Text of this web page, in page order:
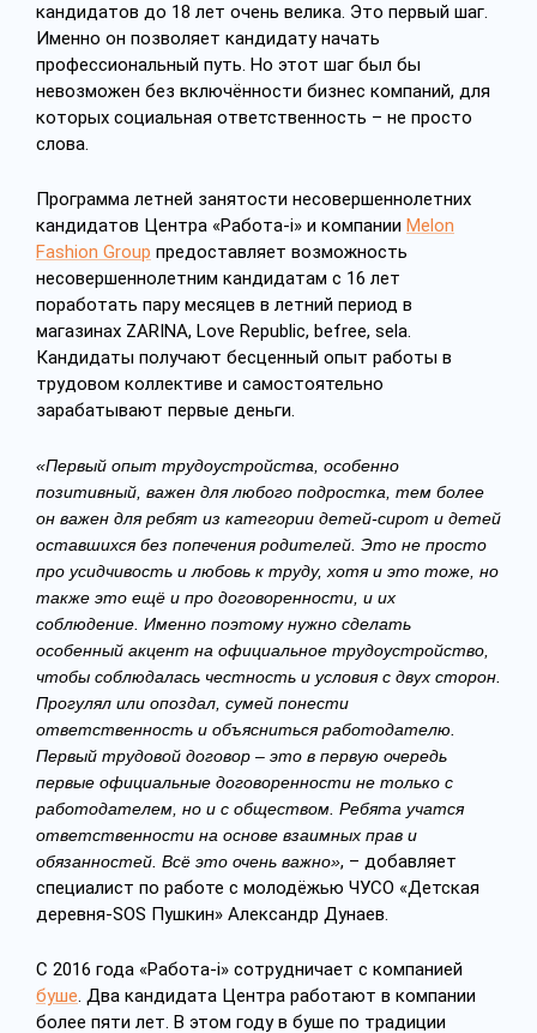
кандидатов до 18 лет очень велика. Это первый шаг.
Именно он позволяет кандидату начать
профессиональный путь. Но этот шаг был бы
невозможен без включённости бизнес компаний, для
которых социальная ответственность – не просто
слова.
Программа летней занятости несовершеннолетних
кандидатов Центра «Работа-i» и компании Melon
Fashion Group предоставляет возможность
несовершеннолетним кандидатам с 16 лет
поработать пару месяцев в летний период в
магазинах ZARINA, Love Republic, befree, sela.
Кандидаты получают бесценный опыт работы в
трудовом коллективе и самостоятельно
зарабатывают первые деньги.
«Первый опыт трудоустройства, особенно
позитивный, важен для любого подростка, тем более
он важен для ребят из категории детей-сирот и детей
оставшихся без попечения родителей. Это не просто
про усидчивость и любовь к труду, хотя и это тоже, но
также это ещё и про договоренности, и их
соблюдение. Именно поэтому нужно сделать
особенный акцент на официальное трудоустройство,
чтобы соблюдалась честность и условия с двух сторон.
Прогулял или опоздал, сумей понести
ответственность и объясниться работодателю.
Первый трудовой договор – это в первую очередь
первые официальные договоренности не только с
работодателем, но и с обществом. Ребята учатся
ответственности на основе взаимных прав и
обязанностей. Всё это очень важно», – добавляет
специалист по работе с молодёжью ЧУСО «Детская
деревня-SOS Пушкин» Александр Дунаев.
С 2016 года «Работа-i» сотрудничает с компанией
буше. Два кандидата Центра работают в компании
более пяти лет. В этом году в буше по традиции